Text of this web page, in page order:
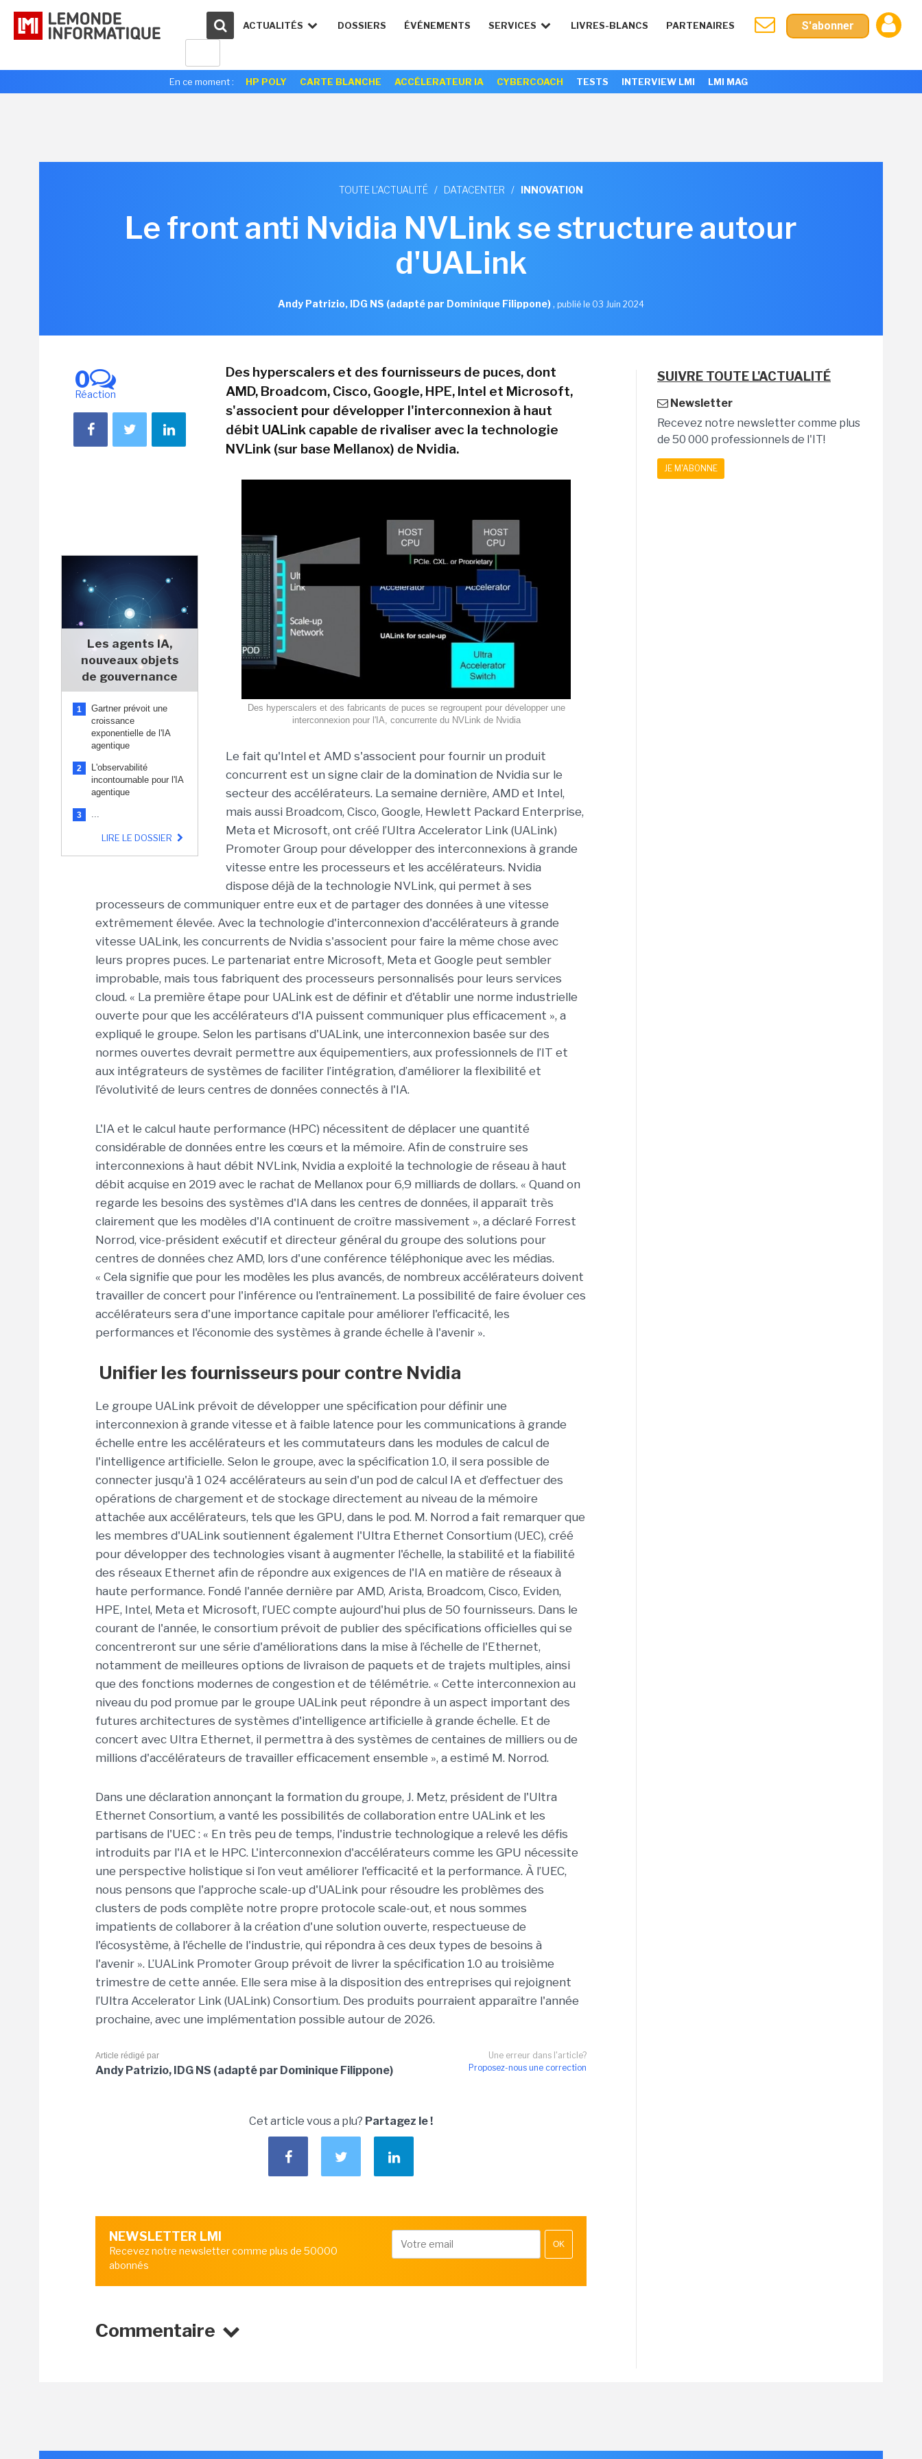
ACTUALITÉS DOSSIERS ÉVÉNEMENTS SERVICES LIVRES-BLANCS PARTENAIRES S'abonner
En ce moment : HP POLY CARTE BLANCHE ACCÉLERATEUR IA CYBERCOACH TESTS INTERVIEW LMI LMI MAG
TOUTE L'ACTUALITÉ / DATACENTER / INNOVATION
Le front anti Nvidia NVLink se structure autour
d'UALink
Andy Patrizio, IDG NS (adapté par Dominique Filippone), publié le 03 Juin 2024
0
Réaction
Les agents IA,
nouveaux objets
de gouvernance
1
Gartner prévoit une
croissance
exponentielle de l'IA
agentique
2
L'observabilité
incontournable pour l'IA
agentique
3 ...
LIRE LE DOSSIER
Des hyperscalers et des fournisseurs de puces, dont
AMD, Broadcom, Cisco, Google, HPE, Intel et Microsoft,
s'associent pour développer l'interconnexion à haut
débit UALink capable de rivaliser avec la technologie
NVLink (sur base Mellanox) de Nvidia.
Des hyperscalers et des fabricants de puces se regroupent pour développer une
interconnexion pour l'IA, concurrente du NVLink de Nvidia
Le fait qu'Intel et AMD s'associent pour fournir un produit
concurrent est un signe clair de la domination de Nvidia sur le
secteur des accélérateurs. La semaine dernière, AMD et Intel,
mais aussi Broadcom, Cisco, Google, Hewlett Packard Enterprise,
Meta et Microsoft, ont créé l’Ultra Accelerator Link (UALink)
Promoter Group pour développer des interconnexions à grande
vitesse entre les processeurs et les accélérateurs. Nvidia
dispose déjà de la technologie NVLink, qui permet à ses
processeurs de communiquer entre eux et de partager des données à une vitesse
extrêmement élevée. Avec la technologie d'interconnexion d'accélérateurs à grande
vitesse UALink, les concurrents de Nvidia s'associent pour faire la même chose avec
leurs propres puces. Le partenariat entre Microsoft, Meta et Google peut sembler
improbable, mais tous fabriquent des processeurs personnalisés pour leurs services
cloud. « La première étape pour UALink est de définir et d'établir une norme industrielle
ouverte pour que les accélérateurs d'IA puissent communiquer plus efficacement », a
expliqué le groupe. Selon les partisans d'UALink, une interconnexion basée sur des
normes ouvertes devrait permettre aux équipementiers, aux professionnels de l’IT et
aux intégrateurs de systèmes de faciliter l’intégration, d’améliorer la flexibilité et
l’évolutivité de leurs centres de données connectés à l'IA.
L'IA et le calcul haute performance (HPC) nécessitent de déplacer une quantité
considérable de données entre les cœurs et la mémoire. Afin de construire ses
interconnexions à haut débit NVLink, Nvidia a exploité la technologie de réseau à haut
débit acquise en 2019 avec le rachat de Mellanox pour 6,9 milliards de dollars. « Quand on
regarde les besoins des systèmes d'IA dans les centres de données, il apparaît très
clairement que les modèles d'IA continuent de croître massivement », a déclaré Forrest
Norrod, vice-président exécutif et directeur général du groupe des solutions pour
centres de données chez AMD, lors d'une conférence téléphonique avec les médias.
« Cela signifie que pour les modèles les plus avancés, de nombreux accélérateurs doivent
travailler de concert pour l'inférence ou l'entraînement. La possibilité de faire évoluer ces
accélérateurs sera d'une importance capitale pour améliorer l'efficacité, les
performances et l'économie des systèmes à grande échelle à l'avenir ».
Unifier les fournisseurs pour contre Nvidia
Le groupe UALink prévoit de développer une spécification pour définir une
interconnexion à grande vitesse et à faible latence pour les communications à grande
échelle entre les accélérateurs et les commutateurs dans les modules de calcul de
l'intelligence artificielle. Selon le groupe, avec la spécification 1.0, il sera possible de
connecter jusqu'à 1 024 accélérateurs au sein d'un pod de calcul IA et d’effectuer des
opérations de chargement et de stockage directement au niveau de la mémoire
attachée aux accélérateurs, tels que les GPU, dans le pod. M. Norrod a fait remarquer que
les membres d'UALink soutiennent également l'Ultra Ethernet Consortium (UEC), créé
pour développer des technologies visant à augmenter l'échelle, la stabilité et la fiabilité
des réseaux Ethernet afin de répondre aux exigences de l'IA en matière de réseaux à
haute performance. Fondé l'année dernière par AMD, Arista, Broadcom, Cisco, Eviden,
HPE, Intel, Meta et Microsoft, l’UEC compte aujourd'hui plus de 50 fournisseurs. Dans le
courant de l'année, le consortium prévoit de publier des spécifications officielles qui se
concentreront sur une série d'améliorations dans la mise à l’échelle de l'Ethernet,
notamment de meilleures options de livraison de paquets et de trajets multiples, ainsi
que des fonctions modernes de congestion et de télémétrie. « Cette interconnexion au
niveau du pod promue par le groupe UALink peut répondre à un aspect important des
futures architectures de systèmes d'intelligence artificielle à grande échelle. Et de
concert avec Ultra Ethernet, il permettra à des systèmes de centaines de milliers ou de
millions d'accélérateurs de travailler efficacement ensemble », a estimé M. Norrod.
Dans une déclaration annonçant la formation du groupe, J. Metz, président de l'Ultra
Ethernet Consortium, a vanté les possibilités de collaboration entre UALink et les
partisans de l'UEC : « En très peu de temps, l'industrie technologique a relevé les défis
introduits par l'IA et le HPC. L'interconnexion d'accélérateurs comme les GPU nécessite
une perspective holistique si l’on veut améliorer l'efficacité et la performance. À l’UEC,
nous pensons que l'approche scale-up d'UALink pour résoudre les problèmes des
clusters de pods complète notre propre protocole scale-out, et nous sommes
impatients de collaborer à la création d'une solution ouverte, respectueuse de
l'écosystème, à l'échelle de l'industrie, qui répondra à ces deux types de besoins à
l'avenir ». L’UALink Promoter Group prévoit de livrer la spécification 1.0 au troisième
trimestre de cette année. Elle sera mise à la disposition des entreprises qui rejoignent
l’Ultra Accelerator Link (UALink) Consortium. Des produits pourraient apparaître l'année
prochaine, avec une implémentation possible autour de 2026.
Une erreur dans l'article?
Proposez-nous une correction
Article rédigé par
Andy Patrizio, IDG NS (adapté par Dominique Filippone)
Cet article vous a plu? Partagez le !
NEWSLETTER LMI
Recevez notre newsletter comme plus de 50000
abonnés
OK
Commentaire
SUIVRE TOUTE L'ACTUALITÉ
Newsletter
Recevez notre newsletter comme plus
de 50 000 professionnels de l'IT!
JE M'ABONNE